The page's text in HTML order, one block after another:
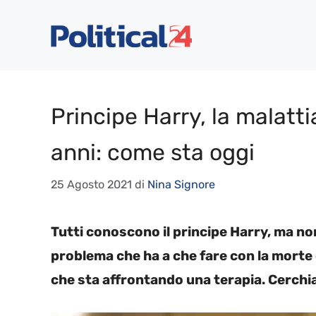
Principe Harry, la
anni: come sta oggi
25 Agosto 2021 di Nina Signore
Tutti conoscono il principe Harry, ma
problema che ha a che fare con la
che sta affrontando una terapia.